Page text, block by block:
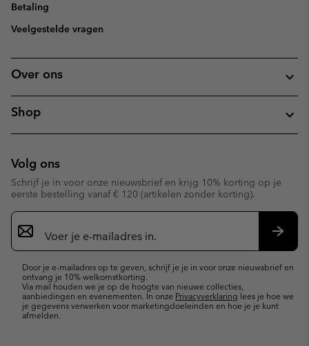
Betaling
Veelgestelde vragen
Over ons
Shop
Volg ons
Schrijf je in voor onze nieuwsbrief en krijg 10% korting op je
eerste bestelling vanaf € 120 (artikelen zonder korting).
Aanmelden
voor
e-
Door je e-mailadres op te geven, schrijf je je in voor onze nieuwsbrief en
ontvang je 10% welkomstkorting.
Via mail houden we je op de hoogte van nieuwe collecties,
aanbiedingen en evenementen. In onze Privacyverklaring lees je hoe we
je gegevens verwerken voor marketingdoeleinden en hoe je je kunt
afmelden.